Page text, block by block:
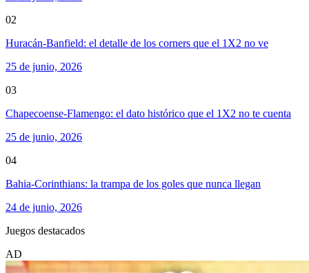
02
Huracán-Banfield: el detalle de los corners que el 1X2 no ve
25 de junio, 2026
03
Chapecoense-Flamengo: el dato histórico que el 1X2 no te cuenta
25 de junio, 2026
04
Bahia-Corinthians: la trampa de los goles que nunca llegan
24 de junio, 2026
Juegos destacados
AD